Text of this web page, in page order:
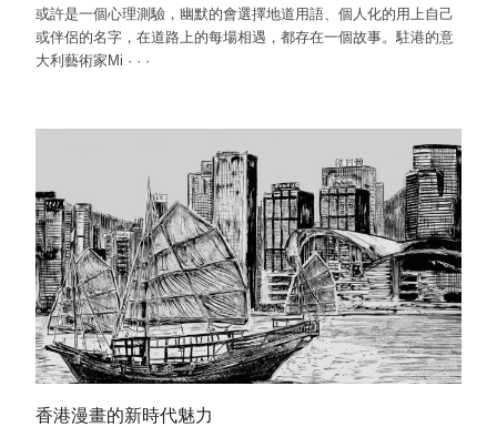
或許是一個心理測驗，幽默的會選擇地道用語、個人化的用上自己
或伴侶的名字，在道路上的每場相遇，都存在一個故事。駐港的意
大利藝術家Mi · · ·
香港漫畫的新時代魅力